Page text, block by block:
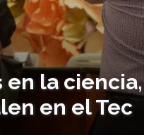
en la ciencia,
en el Tec